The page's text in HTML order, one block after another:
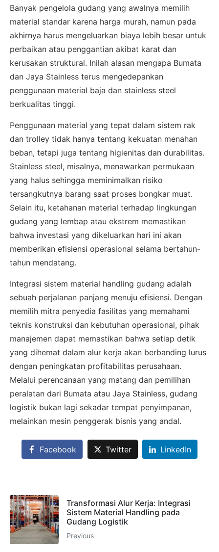
Banyak pengelola gudang yang awalnya memilih
material standar karena harga murah, namun pada
akhirnya harus mengeluarkan biaya lebih besar untuk
perbaikan atau penggantian akibat karat dan
kerusakan struktural. Inilah alasan mengapa Bumata
dan Jaya Stainless terus mengedepankan
penggunaan material baja dan stainless steel
berkualitas tinggi.
Penggunaan material yang tepat dalam sistem rak
dan trolley tidak hanya tentang kekuatan menahan
beban, tetapi juga tentang higienitas dan durabilitas.
Stainless steel, misalnya, menawarkan permukaan
yang halus sehingga meminimalkan risiko
tersangkutnya barang saat proses bongkar muat.
Selain itu, ketahanan material terhadap lingkungan
gudang yang lembap atau ekstrem memastikan
bahwa investasi yang dikeluarkan hari ini akan
memberikan efisiensi operasional selama bertahun-
tahun mendatang.
Integrasi sistem material handling gudang adalah
sebuah perjalanan panjang menuju efisiensi. Dengan
memilih mitra penyedia fasilitas yang memahami
teknis konstruksi dan kebutuhan operasional, pihak
manajemen dapat memastikan bahwa setiap detik
yang dihemat dalam alur kerja akan berbanding lurus
dengan peningkatan profitabilitas perusahaan.
Melalui perencanaan yang matang dan pemilihan
peralatan dari Bumata atau Jaya Stainless, gudang
logistik bukan lagi sekadar tempat penyimpanan,
melainkan mesin penggerak bisnis yang andal.
Facebook Twitter LinkedIn
Transformasi Alur Kerja: Integrasi
Sistem Material Handling pada
Gudang Logistik
Previous
SALES ASSISTANCE
Hubungi Tim Sales
Konsultasikan kebutuhan proyek Anda, dapatkan
estimasi cepat via WhatsApp.
Admin 1
6281310045708